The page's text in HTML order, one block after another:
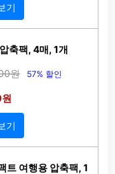
기
축팩, 4매, 1개
원 57% 할인
기
트 여행용 압축팩, 1